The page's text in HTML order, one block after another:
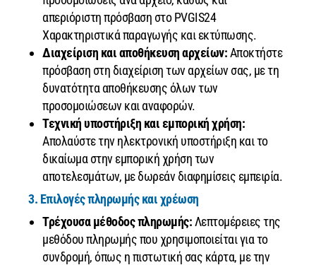
απεριόριστη πρόσβαση στο PVGIS24
Χαρακτηριστικά παραγωγής και εκτύπωσης.
Διαχείριση και αποθήκευση αρχείων:Αποκτήστε
πρόσβαση στη διαχείριση των αρχείων σας, με τη
δυνατότητα αποθήκευσης όλων των
προσομοιώσεων και αναφορών.
Τεχνική υποστήριξη και εμπορική χρήση:
Απολαύστε την ηλεκτρονική υποστήριξη και το
δικαίωμα στην εμπορική χρήση των
αποτελεσμάτων, με δωρεάν διαφημίσεις εμπειρία.
3. Επιλογές πληρωμής και χρέωση
Τρέχουσα μέθοδος πληρωμής: Λεπτομέρειες της
μεθόδου πληρωμής που χρησιμοποιείται για το
συνδρομή, όπως η πιστωτική σας κάρτα, με την